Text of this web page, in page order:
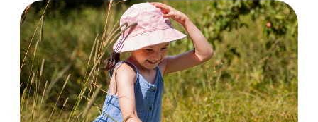
4. Общение и командные проекты
Социализация играет важнейшую
роль. Коммуникация и совместные
игры на свежем воздухе учат
дипломатично договариваться и
уступать. Дети должны как можно